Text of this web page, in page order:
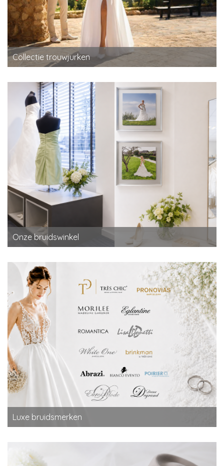
Collectie trouwjurken
Onze bruidswinkel
Luxe bruidsmerken